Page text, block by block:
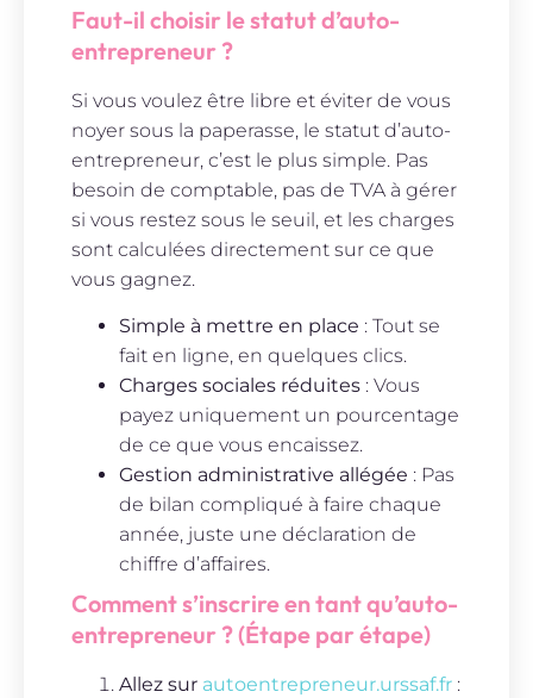
Faut-il choisir le statut d’auto-
entrepreneur ?
Si vous voulez être libre et éviter de vous
noyer sous la paperasse, le statut d’auto-
entrepreneur, c’est le plus simple. Pas
besoin de comptable, pas de TVA à gérer
si vous restez sous le seuil, et les charges
sont calculées directement sur ce que
vous gagnez.
Simple à mettre en place : Tout se
fait en ligne, en quelques clics.
Charges sociales réduites : Vous
payez uniquement un pourcentage
de ce que vous encaissez.
Gestion administrative allégée : Pas
de bilan compliqué à faire chaque
année, juste une déclaration de
chiffre d’affaires.
Comment s’inscrire en tant qu’auto-
entrepreneur ? (Étape par étape)
Allez sur autoentrepreneur.urssaf.fr :